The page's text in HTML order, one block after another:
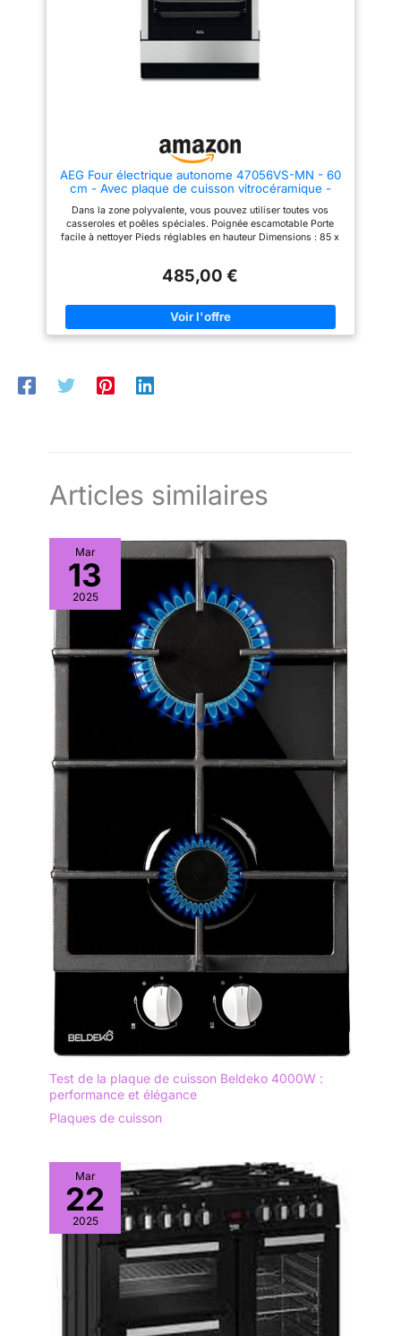
AEG Four électrique autonome 47056VS-MN - 60
cm - Avec plaque de cuisson vitrocéramique -
indicateur de chaleur résiduelle - 72 l - Four à air
chaud - Affichage de la minuterie - Classe A -
Argent et noir
Dans la zone polyvalente, vous pouvez utiliser toutes vos
casseroles et poêles spéciales. Poignée escamotable Porte
facile à nettoyer Pieds réglables en hauteur Dimensions : 85 x
485,00 €
Articles similaires
Mar
13
2025
Test de la plaque de cuisson Beldeko 4000W :
performance et élégance
Plaques de cuisson
Mar
22
2025